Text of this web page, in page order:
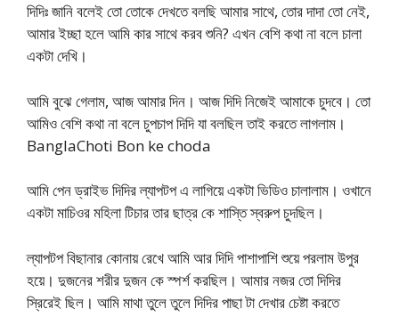
দিদিঃ জানি বলেই তো তোকে দেখতে বলছি আমার সাথে, তোর দাদা তো নেই,
আমার ইচ্ছা হলে আমি কার সাথে করব শুনি? এখন বেশি কথা না বলে চালা
একটা দেখি।
আমি বুঝে গেলাম, আজ আমার দিন। আজ দিদি নিজেই আমাকে চুদবে। তো
আমিও বেশি কথা না বলে চুপচাপ দিদি যা বলছিল তাই করতে লাগলাম।
BanglaChoti Bon ke choda
আমি পেন ড্রাইভ দিদির ল্যাপটপ এ লাগিয়ে একটা ভিডিও চালালাম। ওখানে
একটা মাচিওর মহিলা টিচার তার ছাত্র কে শাস্তি স্বরুপ চুদছিল।
ল্যাপটপ বিছানার কোনায় রেখে আমি আর দিদি পাশাপাশি শুয়ে পরলাম উপুর
হয়ে। দুজনের শরীর দুজন কে স্পর্শ করছিল। আমার নজর তো দিদির
স্রিরেই ছিল। আমি মাথা তুলে তুলে দিদির পাছা টা দেখার চেষ্টা করতে